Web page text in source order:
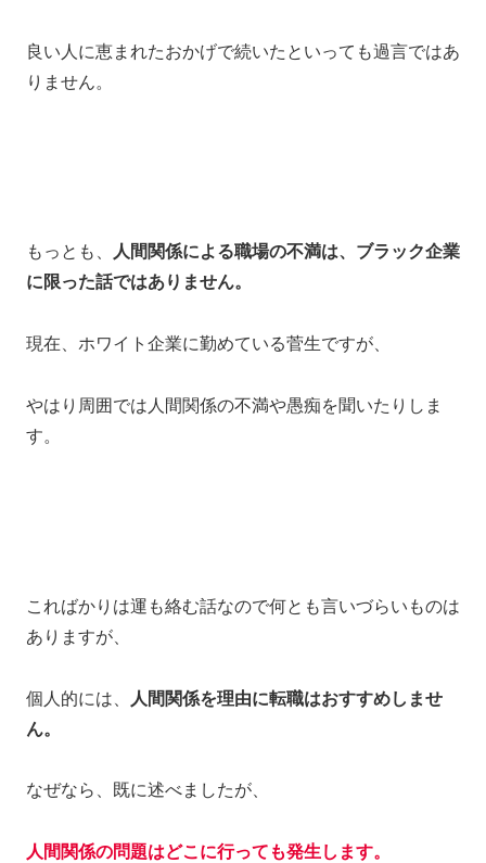
良い人に恵まれたおかげで続いたといっても過言ではあ
りません。
もっとも、
人間関係による職場の不満は、ブラック企業
に限った話ではありません。
現在、ホワイト企業に勤めている菅生ですが、
やはり周囲では人間関係の不満や愚痴を聞いたりしま
す。
こればかりは運も絡む話なので何とも言いづらいものは
ありますが、
個人的には、
人間関係を理由に転職はおすすめしませ
ん。
なぜなら、既に述べましたが、
人間関係の問題はどこに行っても発生します。